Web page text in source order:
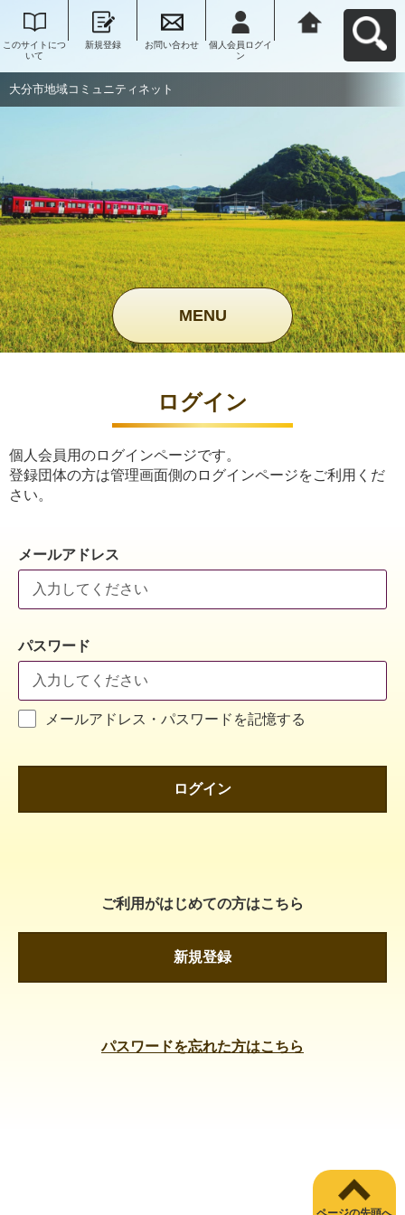
このサイトにつ
いて
新規登録 お問い合わせ
個人会員ログイ
ン
大分市地域コミュニティネット
MENU
ログイン
個人会員用のログインページです。
登録団体の方は管理画面側のログインページをご利用くだ
さい。
メールアドレス
パスワード
メールアドレス・パスワードを記憶する
ログイン
ご利用がはじめての方はこちら
新規登録
パスワードを忘れた方はこちら